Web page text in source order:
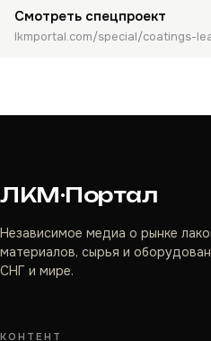
Смотреть спецпроект
lkmportal.com/special/coatings-
ЛКМ·Портал
Независимое медиа о рынке
материалов, сырья и
СНГ и мире.
КОНТЕНТ